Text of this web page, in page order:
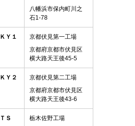
八幡浜市保内町川之
石1-78
ＫＹ１
京都伏見第一工場
京都府京都市伏見区
横大路天王後45-5
ＫＹ２
京都伏見第二工場
京都府京都市伏見区
横大路天王後43-6
ＴＳ
栃木佐野工場